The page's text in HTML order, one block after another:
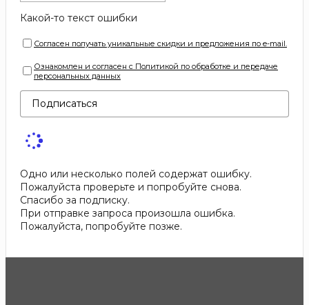
Какой-то текст ошибки
Согласен получать уникальные скидки и предложения по e-mail.
Ознакомлен и согласен с Политикой по обработке и передаче
персональных данных
Подписаться
Одно или несколько полей содержат ошибку.
Пожалуйста проверьте и попробуйте снова.
Спасибо за подписку.
При отправке запроса произошла ошибка.
Пожалуйста, попробуйте позже.